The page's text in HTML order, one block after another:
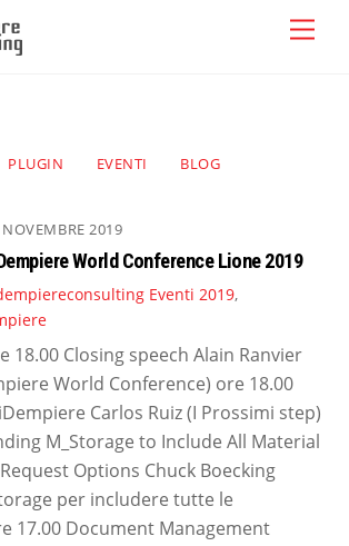
PLUGIN EVENTI BLOG
2019
World Conference Lione 2019
Eventi 2019,
18.00 Closing speech Alain Ranvier
World Conference) ore 18.00
Carlos Ruiz (I Prossimi step)
M_Storage to Include All Material
Options Chuck Boecking
per includere tutte le
17.00 Document Management